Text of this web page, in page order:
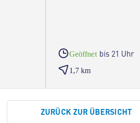
Geöffnet bis 21 Uhr
1,7 km
ZURÜCK ZUR ÜBERSICHT